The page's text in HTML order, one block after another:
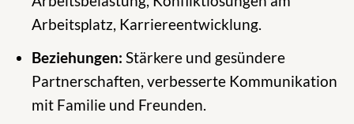
Arbeitsplatz, Karriereentwicklung.
Beziehungen: Stärkere und gesündere
Partnerschaften, verbesserte Kommunikation
mit Familie und Freunden.